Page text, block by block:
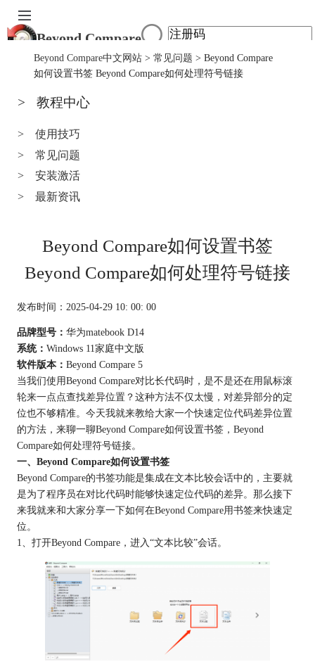
Beyond Compare
首页
服务中心
Beyond Compare中文网站> 常见问题 > Beyond Compare
如何设置书签 Beyond Compare如何处理符号链接
> 教程中心
>
使用技巧
>
常见问题
>
安装激活
>
最新资讯
Beyond Compare如何设置书签
Beyond Compare如何处理符号链接
发布时间：2025-04-29 10: 00: 00
品牌型号： 华为matebook D14
系统： Windows 11家庭中文版
软件版本： Beyond Compare 5
当我们使用Beyond Compare对比长代码时，是不是还在用鼠标滚
轮来一点点查找差异位置？这种方法不仅太慢，对差异部分的定
位也不够精准。今天我就来教给大家一个快速定位代码差异位置
的方法，来聊一聊Beyond Compare如何设置书签，Beyond
Compare如何处理符号链接。
一、Beyond Compare如何设置书签
Beyond Compare的书签功能是集成在文本比较会话中的，主要就
是为了程序员在对比代码时能够快速定位代码的差异。那么接下
来我就来和大家分享一下如何在Beyond Compare用书签来快速定
位。
1、打开Beyond Compare，进入“文本比较”会话。